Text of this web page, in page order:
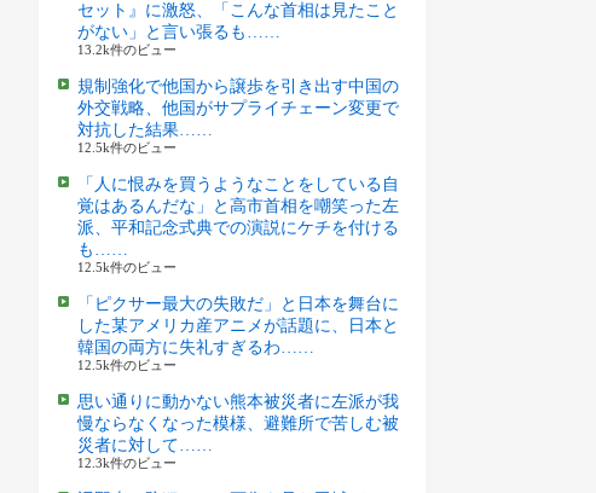
セット』に激怒、「こんな首相は見たこと
がない」と言い張るも……
13.2k件のビュー
規制強化で他国から譲歩を引き出す中国の
外交戦略、他国がサプライチェーン変更で
対抗した結果……
12.5k件のビュー
「人に恨みを買うようなことをしている自
覚はあるんだな」と高市首相を嘲笑った左
派、平和記念式典での演説にケチを付ける
も……
12.5k件のビュー
「ピクサー最大の失敗だ」と日本を舞台に
した某アメリカ産アニメが話題に、日本と
韓国の両方に失礼すぎるわ……
12.5k件のビュー
思い通りに動かない熊本被災者に左派が我
慢ならなくなった模様、避難所で苦しむ被
災者に対して……
12.3k件のビュー